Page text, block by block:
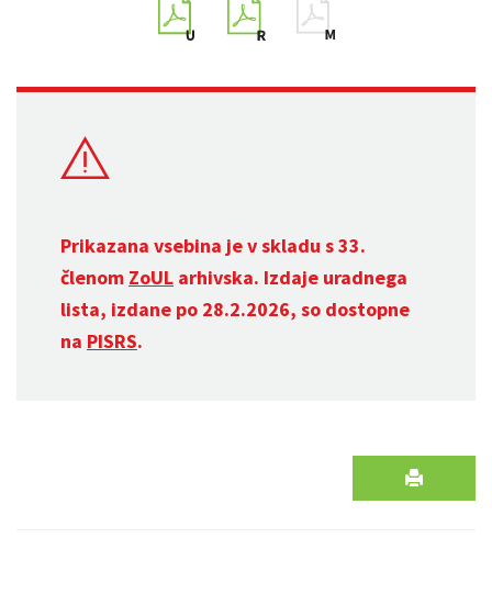
Prikazana vsebina je v skladu s 33.
členom ZoUL arhivska. Izdaje uradnega
lista, izdane po 28.2.2026, so dostopne
na PISRS.